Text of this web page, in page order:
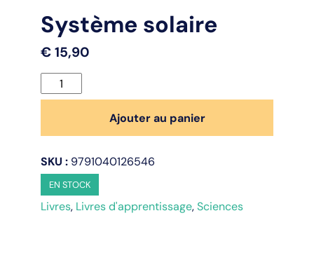
Système solaire
€ 15,90
quantité
de
Ajouter au panier
SKU : 9791040126546
EN STOCK
Livres, Livres d'apprentissage,Sciences